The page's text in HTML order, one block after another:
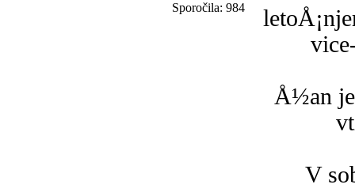
Sporočila: 984
Å½an
V